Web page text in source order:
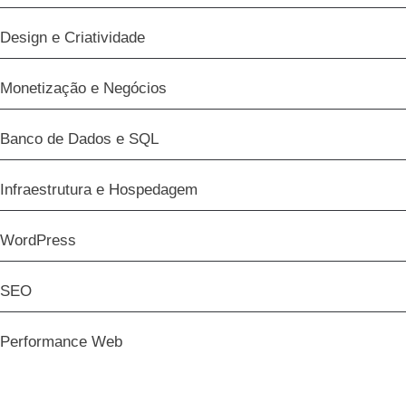
Design e Criatividade
Monetização e Negócios
Banco de Dados e SQL
Infraestrutura e Hospedagem
WordPress
SEO
Performance Web